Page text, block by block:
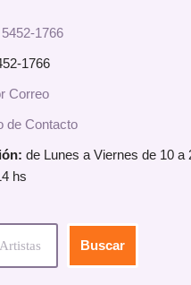
1766
1766
Correo
de Contacto
de Lunes a Viernes de 10 a
hs
Buscar